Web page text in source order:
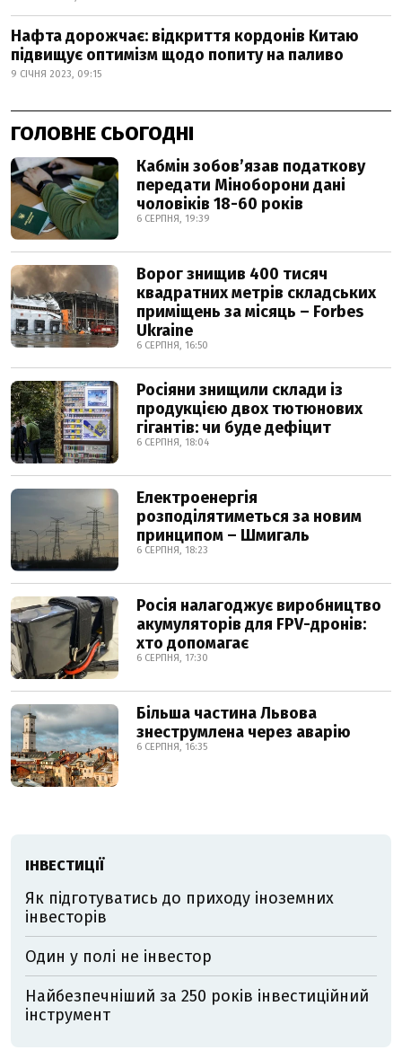
Нафта дорожчає: відкриття кордонів Китаю
підвищує оптимізм щодо попиту на паливо
9 СІЧНЯ 2023, 09:15
ГОЛОВНЕ СЬОГОДНІ
Кабмін зобовʼязав податкову
передати Міноборони дані
чоловіків 18-60 років
6 СЕРПНЯ, 19:39
Ворог знищив 400 тисяч
квадратних метрів складських
приміщень за місяць – Forbes
Ukraine
6 СЕРПНЯ, 16:50
Росіяни знищили склади із
продукцією двох тютюнових
гігантів: чи буде дефіцит
6 СЕРПНЯ, 18:04
Електроенергія
розподілятиметься за новим
принципом – Шмигаль
6 СЕРПНЯ, 18:23
Росія налагоджує виробництво
акумуляторів для FPV-дронів:
хто допомагає
6 СЕРПНЯ, 17:30
Більша частина Львова
знеструмлена через аварію
6 СЕРПНЯ, 16:35
ІНВЕСТИЦІЇ
Як підготуватись до приходу іноземних
інвесторів
Один у полі не інвестор
Найбезпечніший за 250 років інвестиційний
інструмент